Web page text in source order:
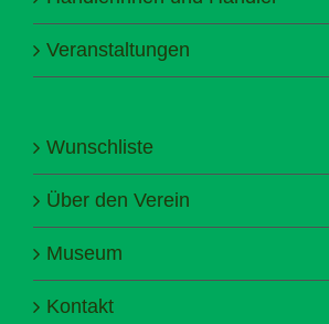
Veranstaltungen
Wunschliste
Über den Verein
Museum
Kontakt